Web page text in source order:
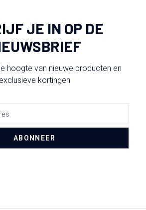
JE IN OP DE
hoogte van nieuwe producten en
exclusieve kortingen
ABONNEER